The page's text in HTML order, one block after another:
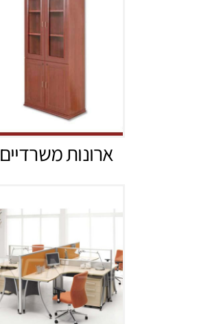
ארונות משרדיים